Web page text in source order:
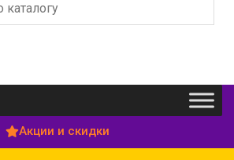
Акции и скидки